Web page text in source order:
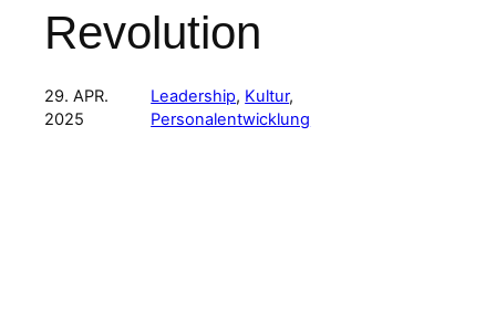
Revolution
29. APR.
2025
Leadership, Kultur
Personalentwicklung